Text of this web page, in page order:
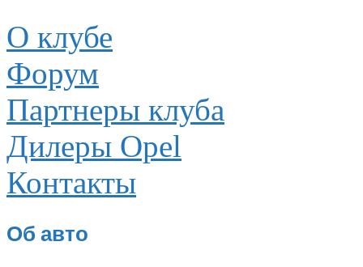
О клубе
Форум
Партнеры клуба
Дилеры Opel
Контакты
Об авто